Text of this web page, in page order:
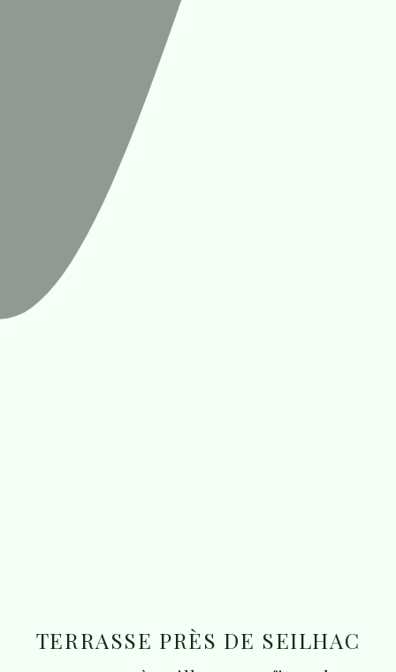
TERRASSE PRÈS DE SEILHAC